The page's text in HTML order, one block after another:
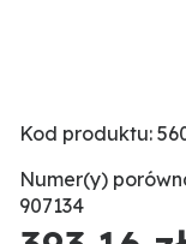
Kod produktu:
Numer(y)
907134